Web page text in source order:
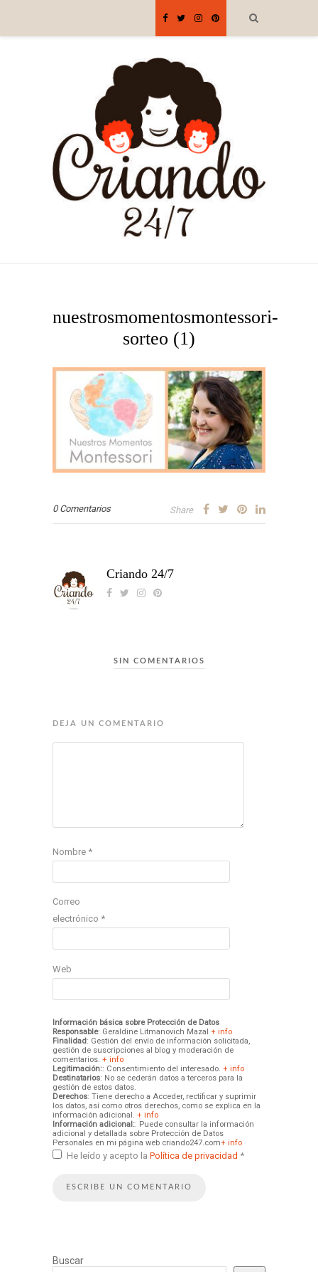
nuestrosmomentosmontessori-
sorteo (1)
0 Comentarios Share
Criando 24/7
SIN COMENTARIOS
DEJA UN COMENTARIO
Nombre *
Correo
electrónico *
Web
Información básica sobre Protección de Datos
Responsable: Geraldine Litmanovich Mazal + info
Finalidad: Gestión del envío de información solicitada,
gestión de suscripciones al blog y moderación de
comentarios. + info
Legitimación:: Consentimiento del interesado. + info
Destinatarios: No se cederán datos a terceros para la
gestión de estos datos.
Derechos: Tiene derecho a Acceder, rectificar y suprimir
los datos, así como otros derechos, como se explica en la
información adicional. + info
Información adicional:: Puede consultar la información
adicional y detallada sobre Protección de Datos
Personales en mi página web criando247.com+ info
He leído y acepto la Política de privacidad *
Buscar